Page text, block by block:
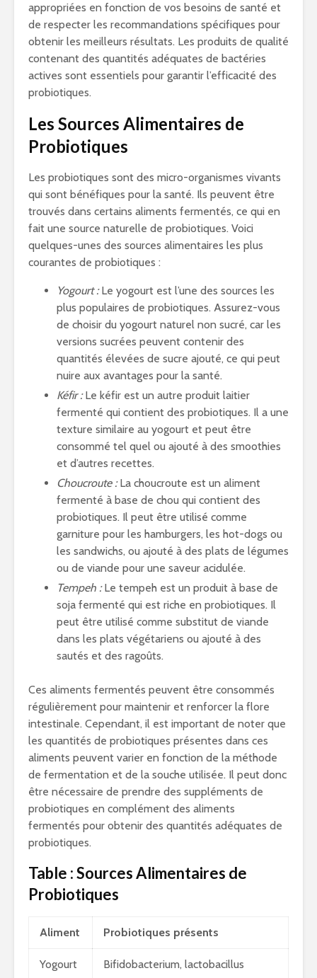
appropriées en fonction de vos besoins de santé et
de respecter les recommandations spécifiques pour
obtenir les meilleurs résultats. Les produits de qualité
contenant des quantités adéquates de bactéries
actives sont essentiels pour garantir l’efficacité des
probiotiques.
Les Sources Alimentaires de
Probiotiques
Les probiotiques sont des micro-organismes vivants
qui sont bénéfiques pour la santé. Ils peuvent être
trouvés dans certains aliments fermentés, ce qui en
fait une source naturelle de probiotiques. Voici
quelques-unes des sources alimentaires les plus
courantes de probiotiques :
Yogourt :Le yogourt est l’une des sources les
plus populaires de probiotiques. Assurez-vous
de choisir du yogourt naturel non sucré, car les
versions sucrées peuvent contenir des
quantités élevées de sucre ajouté, ce qui peut
nuire aux avantages pour la santé.
Kéfir :Le kéfir est un autre produit laitier
fermenté qui contient des probiotiques. Il a une
texture similaire au yogourt et peut être
consommé tel quel ou ajouté à des smoothies
et d’autres recettes.
Choucroute :La choucroute est un aliment
fermenté à base de chou qui contient des
probiotiques. Il peut être utilisé comme
garniture pour les hamburgers, les hot-dogs ou
les sandwichs, ou ajouté à des plats de légumes
ou de viande pour une saveur acidulée.
Tempeh :Le tempeh est un produit à base de
soja fermenté qui est riche en probiotiques. Il
peut être utilisé comme substitut de viande
dans les plats végétariens ou ajouté à des
sautés et des ragoûts.
Ces aliments fermentés peuvent être consommés
régulièrement pour maintenir et renforcer la flore
intestinale. Cependant, il est important de noter que
les quantités de probiotiques présentes dans ces
aliments peuvent varier en fonction de la méthode
de fermentation et de la souche utilisée. Il peut donc
être nécessaire de prendre des suppléments de
probiotiques en complément des aliments
fermentés pour obtenir des quantités adéquates de
probiotiques.
Table : Sources Alimentaires de
Probiotiques
Aliment Probiotiques présents
Yogourt Bifidobacterium, lactobacillus